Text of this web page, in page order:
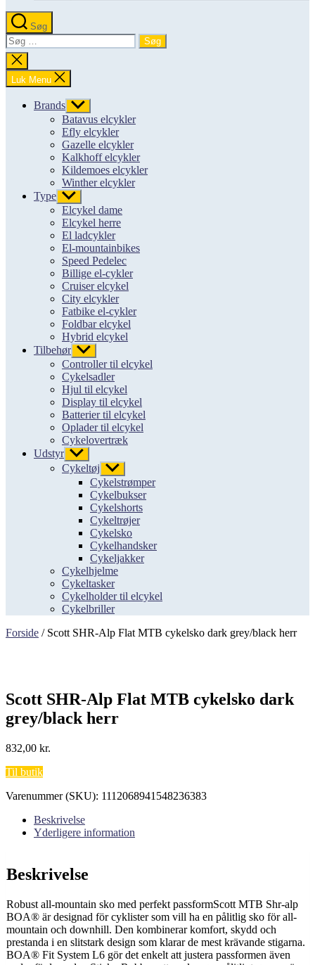
Søg
Søg
efter:
Luk
søgning
Luk Menu
Brands Vis
undermenu
Batavus elcykler
Efly elcykler
Gazelle elcykler
Kalkhoff elcykler
Kildemoes elcykler
Winther elcykler
Type Vis
undermenu
Elcykel dame
Elcykel herre
El ladcykler
El-mountainbikes
Speed Pedelec
Billige el-cykler
Cruiser elcykel
City elcykler
Fatbike el-cykler
Foldbar elcykel
Hybrid elcykel
Tilbehør Vis
undermenu
Controller til elcykel
Cykelsadler
Hjul til elcykel
Display til elcykel
Batterier til elcykel
Oplader til elcykel
Cykelovertræk
Udstyr Vis
undermenu
Cykeltøj Vis
undermenu
Cykelstrømper
Cykelbukser
Cykelshorts
Cykeltrøjer
Cykelsko
Cykelhandsker
Cykeljakker
Cykelhjelme
Cykeltasker
Cykelholder til elcykel
Cykelbriller
Forside / Scott SHR-Alp Flat MTB cykelsko dark grey/black herr
Scott SHR-Alp Flat MTB cykelsko dark
grey/black herr
832,00 kr.
Til butik
Varenummer (SKU): 1112068941548236383
Beskrivelse
Yderligere information
Beskrivelse
Robust all-mountain sko med perfekt passformScott MTB Shr-alp
BOA® är designad för cyklister som vill ha en pålitlig sko för all-
mountain och downhill. Den kombinerar komfort, skydd och
prestanda i en slitstark design som klarar de mest krävande stigarna.
BOA® Fit System L6 gör det enkelt att justera passformen även